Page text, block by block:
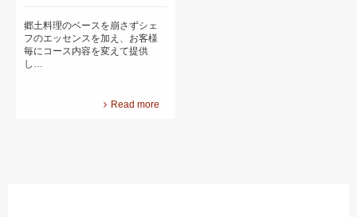
郷土料理のベースを崩さずシェ
フのエッセンスを加え、お客様
毎にコース内容を変えて提供
し…
Read more